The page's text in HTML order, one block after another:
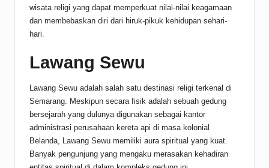
wisata religi yang dapat memperkuat nilai-nilai keagamaan
dan membebaskan diri dari hiruk-pikuk kehidupan sehari-
hari.
Lawang Sewu
Lawang Sewu adalah salah satu destinasi religi terkenal di
Semarang. Meskipun secara fisik adalah sebuah gedung
bersejarah yang dulunya digunakan sebagai kantor
administrasi perusahaan kereta api di masa kolonial
Belanda, Lawang Sewu memiliki aura spiritual yang kuat.
Banyak pengunjung yang mengaku merasakan kehadiran